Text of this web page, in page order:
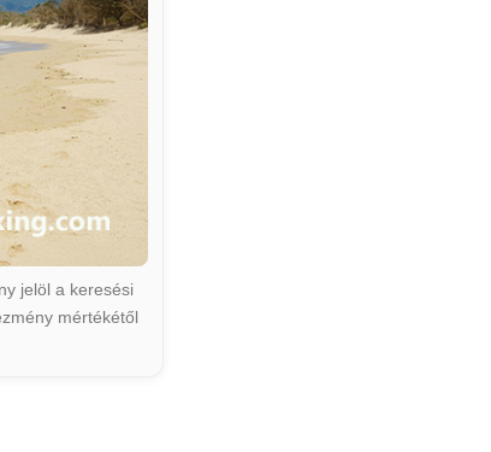
jelöl a keresési
mértékétől